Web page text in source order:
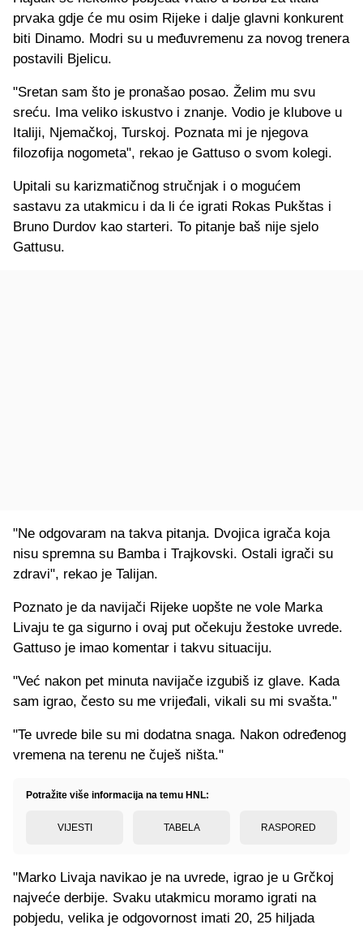
prvaka gdje će mu osim Rijeke i dalje glavni konkurent
biti Dinamo. Modri su u međuvremenu za novog trenera
postavili Bjelicu.
"Sretan sam što je pronašao posao. Želim mu svu
sreću. Ima veliko iskustvo i znanje. Vodio je klubove u
Italiji, Njemačkoj, Turskoj. Poznata mi je njegova
filozofija nogometa", rekao je Gattuso o svom kolegi.
Upitali su karizmatičnog stručnjak i o mogućem
sastavu za utakmicu i da li će igrati Rokas Pukštas i
Bruno Durdov kao starteri. To pitanje baš nije sjelo
Gattusu.
"Ne odgovaram na takva pitanja. Dvojica igrača koja
nisu spremna su Bamba i Trajkovski. Ostali igrači su
zdravi", rekao je Talijan.
Poznato je da navijači Rijeke uopšte ne vole Marka
Livaju te ga sigurno i ovaj put očekuju žestoke uvrede.
Gattuso je imao komentar i takvu situaciju.
"Već nakon pet minuta navijače izgubiš iz glave. Kada
sam igrao, često su me vrijeđali, vikali su mi svašta."
"Te uvrede bile su mi dodatna snaga. Nakon određenog
vremena na terenu ne čuješ ništa."
Potražite više informacija na temu HNL:
VIJESTI TABELA RASPORED
"Marko Livaja navikao je na uvrede, igrao je u Grčkoj
najveće derbije. Svaku utakmicu moramo igrati na
pobjedu, velika je odgovornost imati 20, 25 hiljada